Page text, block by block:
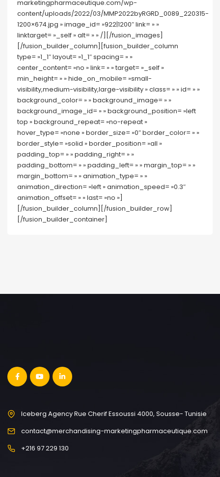
marketingpharmaceutique.com/wp-
content/uploads/2022/03/MMP2022byRGRD_0089_220315-
1200×674.jpg » image_id= »922|1200″ link= » »
linktarget= »_self » alt= » » /][/fusion_images]
[/fusion_builder_column][fusion_builder_column
type= »1_1″ layout= »1_1″ spacing= » »
center_content= »no » link= » » target= »_self »
min_height= » » hide_on_mobile= »small-
visibility,medium-visibility,large-visibility » class= » » id= » »
background_color= » » background_image= » »
background_image_id= » » background_position= »left
top » background_repeat= »no-repeat »
hover_type= »none » border_size= »0″ border_color= » »
border_style= »solid » border_position= »all »
padding_top= » » padding_right= » »
padding_bottom= » » padding_left= » » margin_top= » »
margin_bottom= » » animation_type= » »
animation_direction= »left » animation_speed= »0.3″
animation_offset= » » last= »no »]
[/fusion_builder_column][/fusion_builder_row]
[/fusion_builder_container]
Iceberg Agency Rue Cherif Essoussi 4000, Sousse- Tunisie
contact@merchandising-marketingpharmaceutique.com
+216 97 229 130